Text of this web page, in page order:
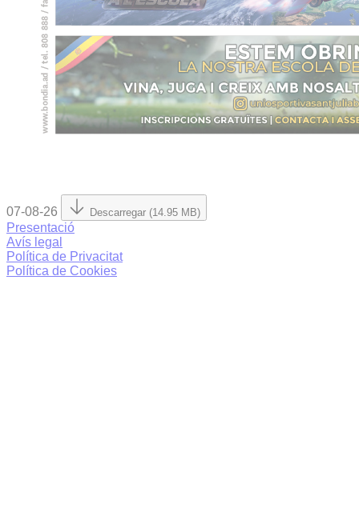
07-08-26 Descarregar (14.95 MB)
Presentació
Avís legal
Política de Privacitat
Política de Cookies